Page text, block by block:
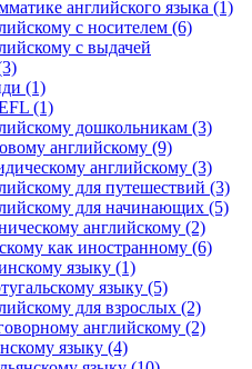
английского языка (1)
с носителем (6)
с выдачей
(1)
(1)
дошкольникам (3)
английскому (9)
английскому (3)
для путешествий (3)
для начинающих (5)
английскому (2)
как иностранному (6)
языку (1)
языку (5)
для взрослых (2)
английскому (2)
языку (4)